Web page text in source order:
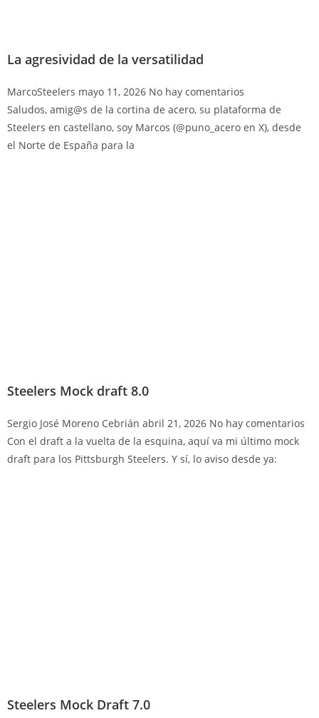
La agresividad de la versatilidad
MarcoSteelers mayo 11, 2026 No hay comentarios
Saludos, amig@s de la cortina de acero, su plataforma de
Steelers en castellano, soy Marcos (@puno_acero en X), desde
el Norte de España para la
Steelers Mock draft 8.0
Sergio José Moreno Cebrián abril 21, 2026 No hay comentarios
Con el draft a la vuelta de la esquina, aquí va mi último mock
draft para los Pittsburgh Steelers. Y sí, lo aviso desde ya:
Steelers Mock Draft 7.0